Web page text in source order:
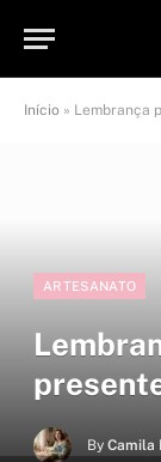
Início » Lembrança
ARTESANATO
By Camila